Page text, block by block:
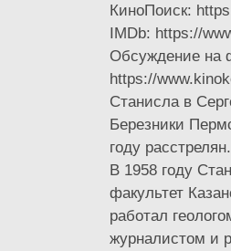
КиноПоиск:
IMDb: https://
Обсуждение на
https://
Станисла в
Березники
году расстрелян.
В 1958 году
факультет
работал
журналистом и